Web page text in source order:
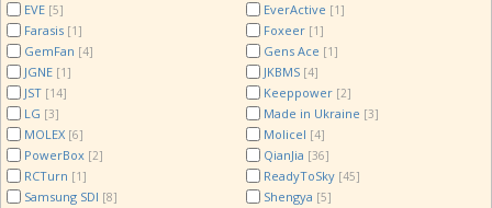
EVE [5] EverActive [1]
Farasis [1] Foxeer [1]
GemFan [4] Gens Ace [1]
JGNE [1] JKBMS [4]
JST [14] Keeppower [2]
LG [3] Made in Ukraine [3]
MOLEX [6] Molicel [4]
PowerBox [2] QianJia [36]
RCTurn [1] ReadyToSky [45]
Samsung SDI [8] Shengya [5]